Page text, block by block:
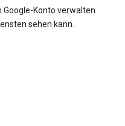
Google-Konto verwalten
sehen kann.